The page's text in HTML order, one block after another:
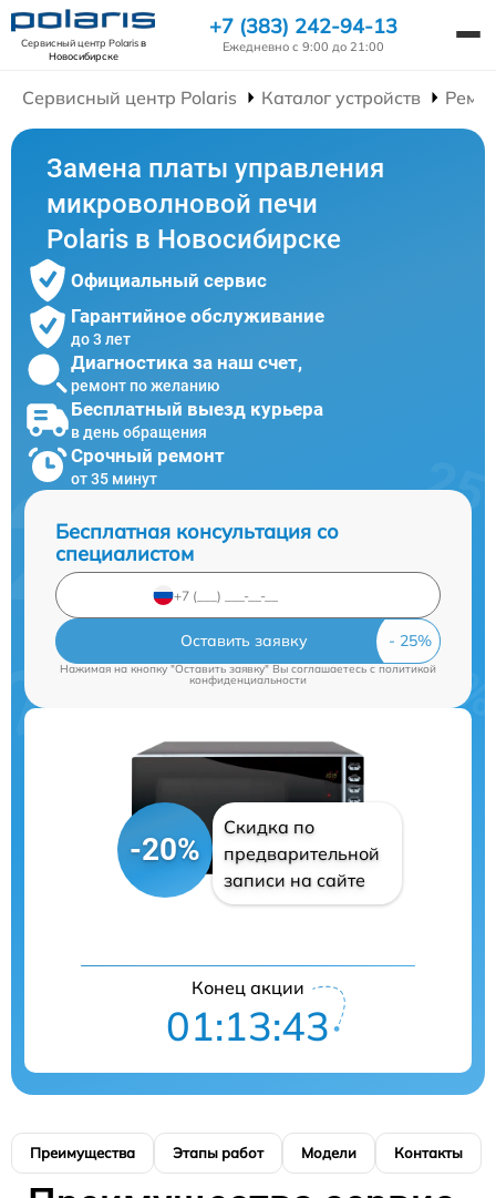
Сервисный центр Polarisв
Новосибирске
+7 (383) 242-94-13
Ежедневно с 9:00 до 21:00
Сервисный центр Polaris Каталог устройств
Замена платы управления
микроволновой печи
Polaris в Новосибирске
Официальный сервис
Гарантийное обслуживание
до 3 лет
Диагностика за наш счет,
ремонт по желанию
Бесплатный выезд курьера
в день обращения
Срочный ремонт
от 35 минут
Бесплатная консультация со
специалистом
Оставить заявку
Нажимая на кнопку "Оставить заявку" Вы соглашаетесь cполитикой
конфиденциальности
-20%
Скидка по
предварительной
записи на сайте
Конец акции
01:13:42
Преимущества Этапы работ Модели Контакты